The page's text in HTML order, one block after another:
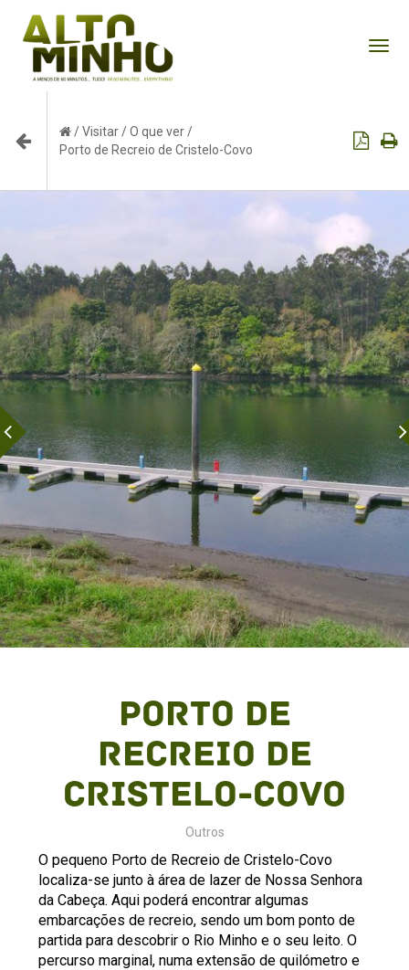
/Visitar/O que ver/
Porto de Recreio de Cristelo-Covo
Porto de
Recreio de
Cristelo-Covo
Outros
O pequeno Porto de Recreio de Cristelo-Covo
localiza-se junto à área de lazer de Nossa Senhora
da Cabeça. Aqui poderá encontrar algumas
embarcações de recreio, sendo um bom ponto de
partida para descobrir o Rio Minho e o seu leito. O
percurso marginal, numa extensão de quilómetro e